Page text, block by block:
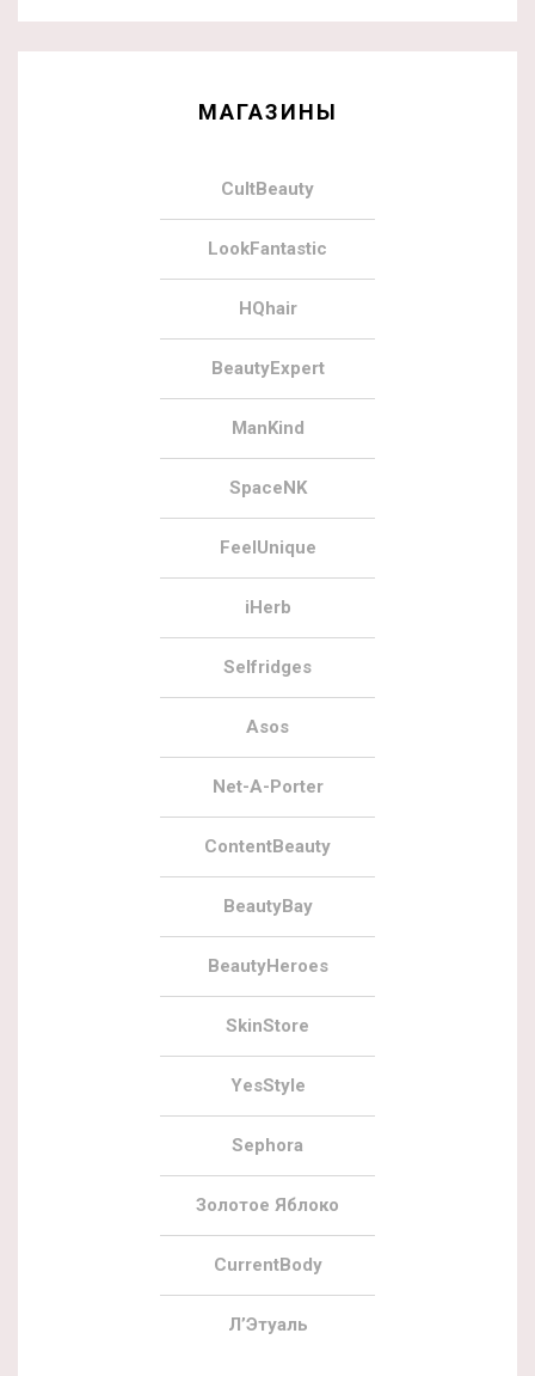
МАГАЗИНЫ
CultBeauty
LookFantastic
HQhair
BeautyExpert
ManKind
SpaceNK
FeelUnique
iHerb
Selfridges
Asos
Net-A-Porter
ContentBeauty
BeautyBay
BeautyHeroes
SkinStore
YesStyle
Sephora
Золотое Яблоко
CurrentBody
Л’Этуаль